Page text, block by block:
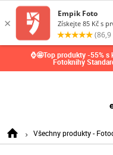
⌚🤩Top produkty -55% s
Fotoknihy
Všechny produkty -